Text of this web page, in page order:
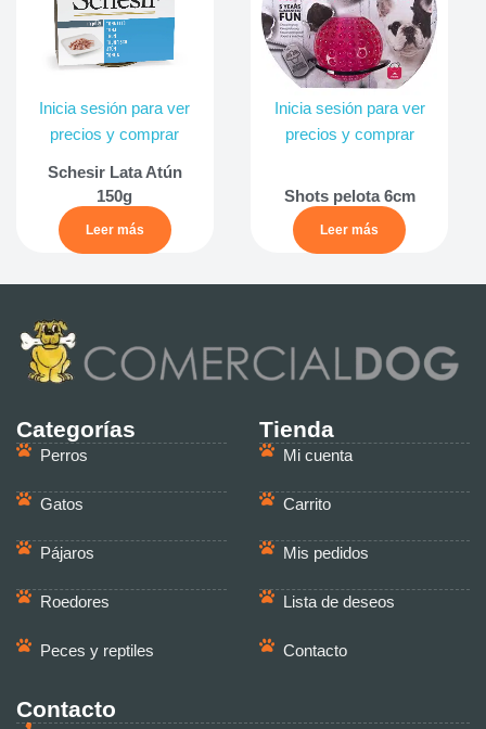
Inicia sesión para ver
precios y comprar
Schesir Lata Atún
150g
Leer más
Inicia sesión para ver
precios y comprar
Shots pelota 6cm
Leer más
Categorías
Perros
Gatos
Pájaros
Roedores
Peces y reptiles
Tienda
Mi cuenta
Carrito
Mis pedidos
Lista de deseos
Contacto
Contacto